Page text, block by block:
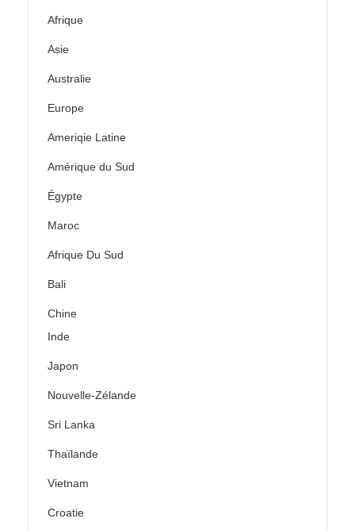
Afrique
Asie
Australie
Europe
Ameriqie Latine
Amérique du Sud
Égypte
Maroc
Afrique Du Sud
Bali
Chine
Inde
Japon
Nouvelle-Zélande
Sri Lanka
Thaïlande
Vietnam
Croatie